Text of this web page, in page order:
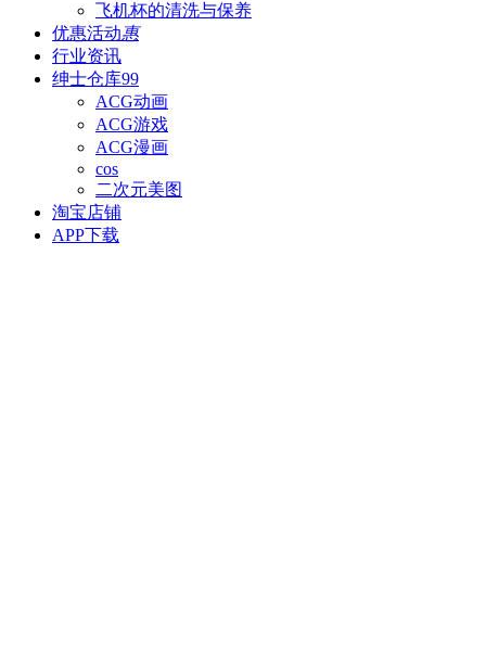
飞机杯的清洗与保养
优惠活动惠
行业资讯
绅士仓库99
ACG动画
ACG游戏
ACG漫画
cos
二次元美图
淘宝店铺
APP下载